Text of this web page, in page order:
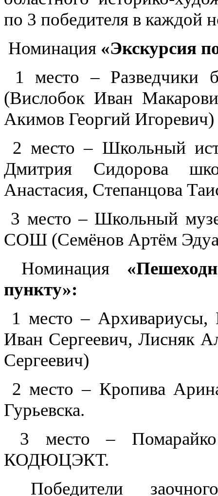
по 3 победителя в каждой
Номинация «Экскурсия
1 место –
(Вислобок Иван
Акимов Георгий Игоревич)
2 место – Школьный
Дмитрия Сидорова
Анастасия, Степанцова
3 место – Школьный
СОШ (Семёнов Артём
Номинация
пункту»:
1 место –
Иван Сергеевич, Лисняк
Сергеевич)
2 место – Кропива
Гурьевска.
3 место –
КОДЮЦЭКТ.
Победители